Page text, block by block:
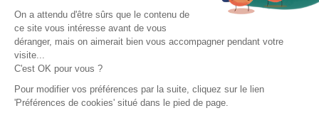
A propos de Phox
Services et garanties
On a attendu d'être sûrs que le contenu de
ce site vous intéresse avant de vous
déranger, mais on aimerait bien vous accompagner pendant votre
visite...
C'est OK pour vous ?
Pour modifier vos préférences par la suite, cliquez sur le lien
'Préférences de cookies' situé dans le pied de page.